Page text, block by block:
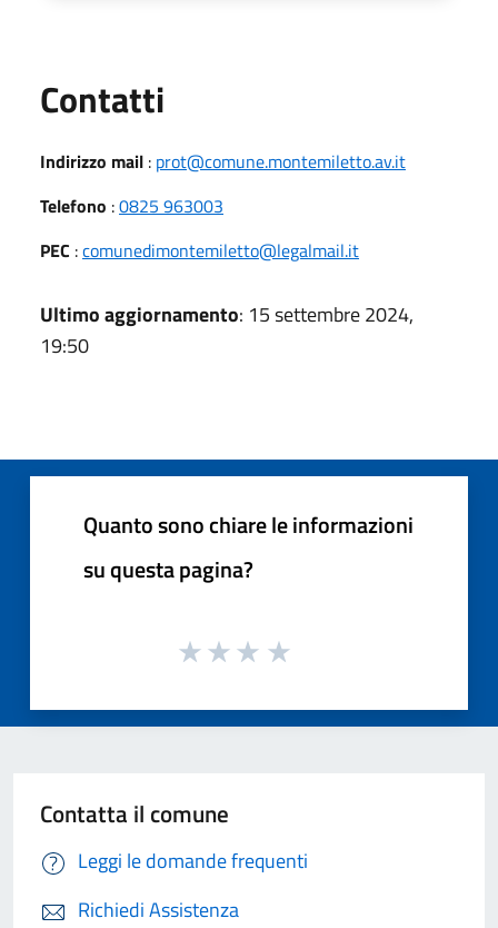
Contatti
Indirizzo mail : prot@comune.montemiletto.av.it
Telefono :0825 963003
PEC :comunedimontemiletto@legalmail.it
Ultimo aggiornamento: 15 settembre 2024,
19:50
Quanto sono chiare le informazioni
su questa pagina?
Contatta il comune
Leggi le domande frequenti
Richiedi Assistenza